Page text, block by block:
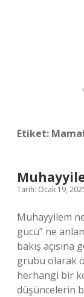
Etiket:
Tarih: Ocak 19,
Muhayyilem
gücü” ne
bakış
grubu olarak
herhangi bir
düşüncelerin